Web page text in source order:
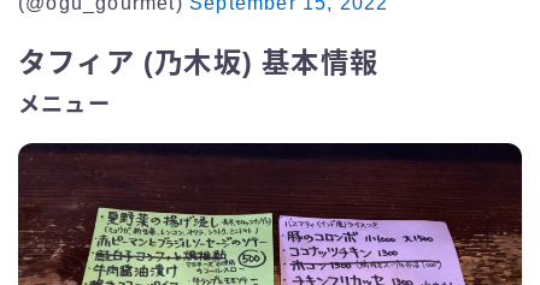
タフィア (乃木坂) 基本情報
メニュー